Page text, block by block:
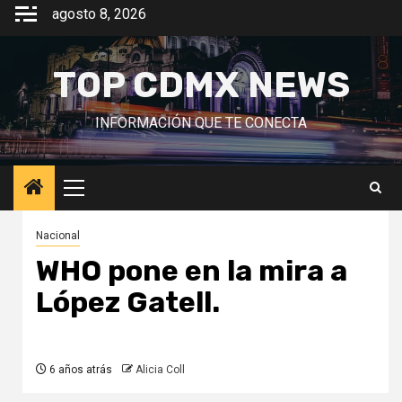
Saltar
contenido
agosto 8, 2026
TOP CDMX NEWS
INFORMACIÓN QUE TE CONECTA
Menú
principal
Nacional
WHO pone en la mira a
López Gatell.
6 años atrás Alicia Coll